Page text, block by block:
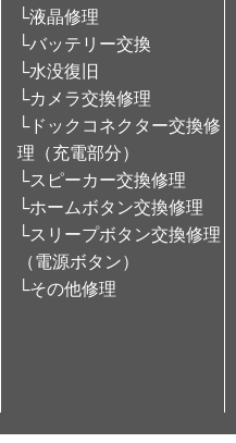
└液晶修理
└バッテリー交換
└水没復旧
└カメラ交換修理
└ドックコネクター交換修
理（充電部分）
└スピーカー交換修理
└ホームボタン交換修理
└スリープボタン交換修理
（電源ボタン）
└その他修理